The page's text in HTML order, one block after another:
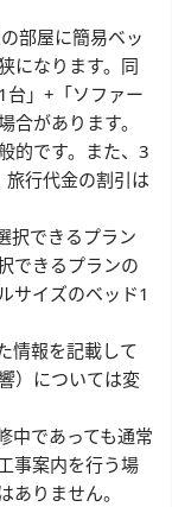
部屋に簡易ベッ
になります。同
台」+「ソファー
合があります。
的です。また、3
行代金の割引は
できるプラン
できるプランの
サイズのベッド1
情報を記載して
）については変
であっても通常
事案内を行う場
ありません。